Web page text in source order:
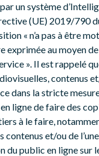
un système
(UE) 2019/790
« n’a pas à être
au moyen
». Il est
contenus
dans la stricte
ligne de faire des
à le faire,
et/ou de
du public en ligne